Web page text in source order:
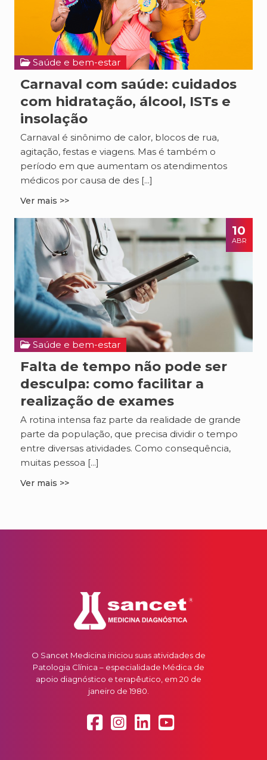
Saúde e bem-estar
Carnaval com saúde: cuidados
com hidratação, álcool, ISTs e
insolação
Carnaval é sinônimo de calor, blocos de rua,
agitação, festas e viagens. Mas é também o
período em que aumentam os atendimentos
médicos por causa de des [...]
Ver mais >>
10
ABR
Saúde e bem-estar
Falta de tempo não pode ser
desculpa: como facilitar a
realização de exames
A rotina intensa faz parte da realidade de grande
parte da população, que precisa dividir o tempo
entre diversas atividades. Como consequência,
muitas pessoa [...]
Ver mais >>
O Sancet Medicina iniciou suas atividades de
Patologia Clínica – especialidade Médica de
apoio diagnóstico e terapêutico, em 20 de
janeiro de 1980.